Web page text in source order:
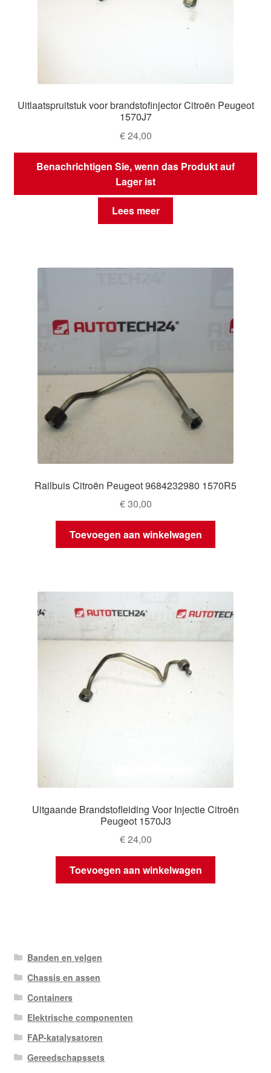
Uitlaatspruitstuk voor brandstofinjector Citroën Peugeot
1570J7
€24,00
Benachrichtigen Sie, wenn das Produkt auf
Lager ist
Lees meer
Railbuis Citroën Peugeot 9684232980 1570R5
€30,00
Toevoegen aan winkelwagen
Uitgaande Brandstofleiding Voor Injectie Citroën
Peugeot 1570J3
€24,00
Toevoegen aan winkelwagen
Banden en velgen
Chassis en assen
Containers
Elektrische componenten
FAP-katalysatoren
Gereedschapssets